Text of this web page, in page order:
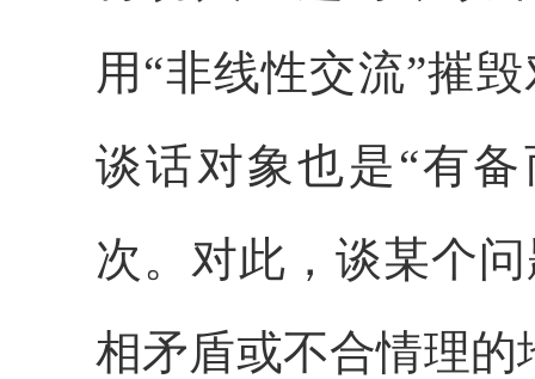
用“非线性交流”摧
谈话对象也是“有
次。对此，谈某个
相矛盾或不合情理的